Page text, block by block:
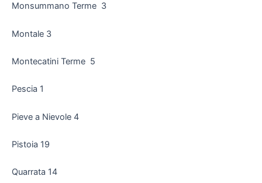
Monsummano Terme 3
Montale 3
Montecatini Terme 5
Pescia 1
Pieve a Nievole 4
Pistoia 19
Quarrata 14